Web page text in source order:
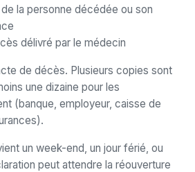
la personne décédée ou son
délivré par le médecin
de décès. Plusieurs copies sont
une dizaine pour les
(banque, employeur, caisse de
un week-end, un jour férié, ou
peut attendre la réouverture